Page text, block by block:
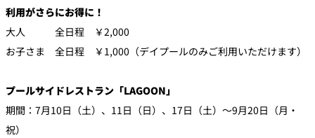
利用がさらにお得に！
大人 全日程 ￥2,000
お子さま 全日程 ￥1,000（デイプールのみご利用いただけます）
プールサイドレストラン「LAGOON」
期間：7月10日（土）、11日（日）、17日（土）～9月20日（月・
祝）